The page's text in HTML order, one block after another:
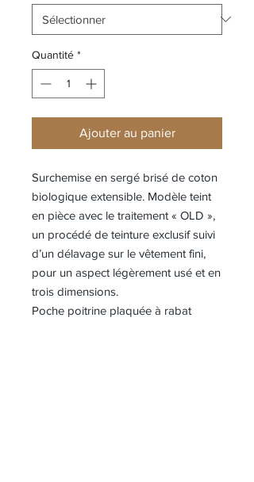
Quantité *
Ajouter au panier
Surchemise en sergé brisé de coton
biologique extensible. Modèle teint
en pièce avec le traitement « OLD »,
un procédé de teinture exclusif suivi
d’un délavage sur le vêtement fini,
pour un aspect légèrement usé et en
trois dimensions.
Poche poitrine plaquée à rabat